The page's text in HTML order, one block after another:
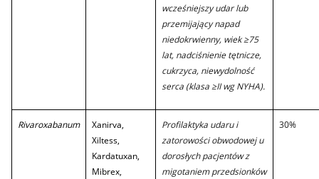
wcześniejszy udar lub
przemijający napad
niedokrwienny, wiek ≥75
lat, nadciśnienie tętnicze,
cukrzyca, niewydolność
serca (klasa ≥II wg NYHA).
Rivaroxabanum
Xanirva,
Xiltess,
Kardatuxan,
Mibrex,
Profilaktyka udaru i
zatorowości obwodowej u
dorosłych pacjentów z
migotaniem przedsionków
30%